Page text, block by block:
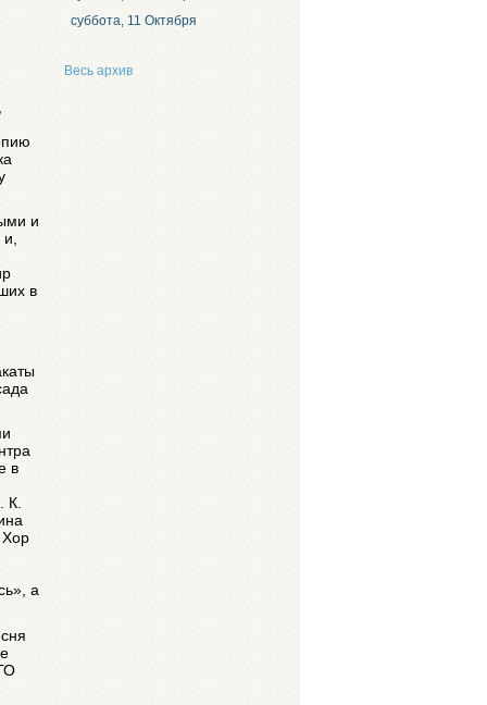
и
в
в
К.
Хор
а
суббота, 11 Октября
Весь архив